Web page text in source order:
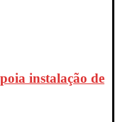
instalação de